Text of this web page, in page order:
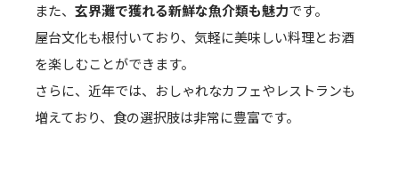
また、 玄界灘で獲れる新鮮な魚介類も魅力です。
屋台文化も根付いており、気軽に美味しい料理とお酒
を楽しむことができます。
さらに、近年では、おしゃれなカフェやレストランも
増えており、食の選択肢は非常に豊富です。